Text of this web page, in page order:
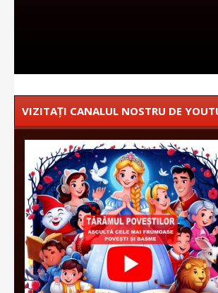
VIZITAȚI CANALUL NOSTRU DE